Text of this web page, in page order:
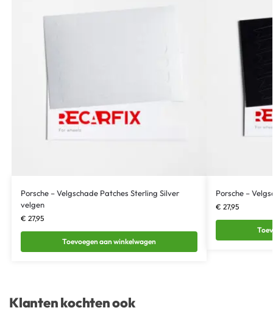
Porsche – Velgschade Patches Sterling Silver
velgen
€ 27,95
Toevoegen aan winkelwagen
Porsche –
€ 27,95
Klanten kochten ook